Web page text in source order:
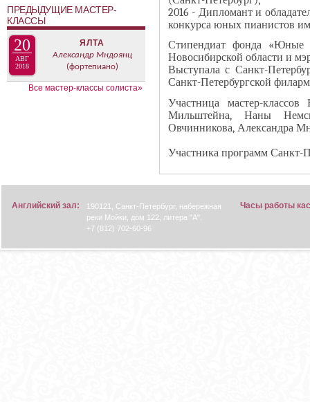
Д
О
И
С
П
О
Л
Н
И
Я
к
л
а
д
к
а
)
2016 - Дипломант и
конкурса юных пианистов
Стипендиат фонда «Юные
Новосибирской области и
Выступала с Санкт-
Санкт-Петербургской
Участница мастер-
Мильштейна, Наны
Овчинникова, Александра
Участника программ Санкт-
ПРЕДЫДУЩИЕ МАСТЕР-
КЛАССЫ
20
АВГ
2018
ЯЛТА
Александр Мндоянц
(фортепиано)
Все мастер-классы солиста»
Английский зал:
190121, Санкт-Петербург, набережная
реки Мойки, дом 122, литера "А".
+7 (812) 702-60-96
Часы работы